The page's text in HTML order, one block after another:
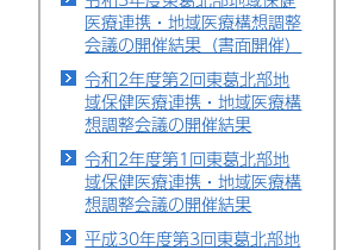
医療連携・地域医療構想調整
会議の開催結果（書面開催）
令和2年度第2回東葛北部地
域保健医療連携・地域医療構
想調整会議の開催結果
令和2年度第1回東葛北部地
域保健医療連携・地域医療構
想調整会議の開催結果
平成30年度第3回東葛北部地